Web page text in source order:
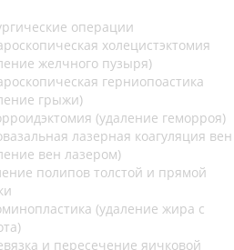
операции
холецистэктомия
желчного пузыря)
герниопоастика
грыжи)
(удаление геморроя)
лазерная коагуляция вен
вен лазером)
полипов толстой и прямой
(удаление жира с
и пересечение яичковой